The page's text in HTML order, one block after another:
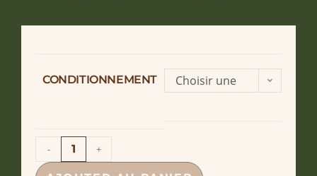
CONDITIONNEMENT
Choisir une
- +